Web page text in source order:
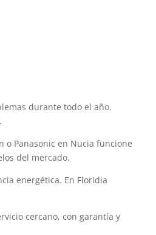
durante todo el año.
Panasonic en Nucia funcione
del mercado.
energética. En Floridia
cercano, con garantía y